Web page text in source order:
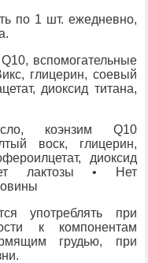
по 1 шт. ежедневно,
вспомогательные
глицерин, соевый
диоксид титана,
коэнзим Q10
воск, глицерин,
диоксид
лактозы • Нет
употреблять при
к компонентам
грудью, при